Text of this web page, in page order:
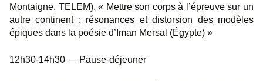
Montaigne, TELEM), « Mettre son corps à l’épreuve sur un
autre continent : résonances et distorsion des modèles
épiques dans la poésie d’Iman Mersal (Égypte) »
12h30-14h30 — Pause-déjeuner